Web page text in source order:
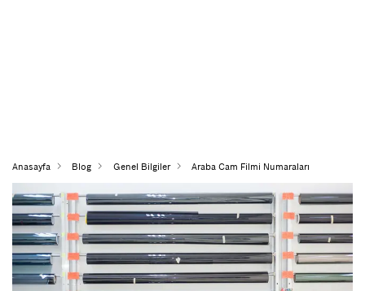
Anasayfa Blog Genel Bilgiler Araba Cam Filmi Numaraları